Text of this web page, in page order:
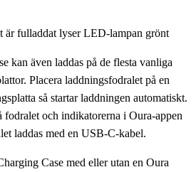
är fulladdat lyser LED-lampan grönt
kan även laddas på de flesta vanliga
Placera laddningsfodralet på en
så startar laddningen automatiskt.
fodralet och indikatorerna i Oura-appen
laddas med en USB-C-kabel.
Case med eller utan en Oura